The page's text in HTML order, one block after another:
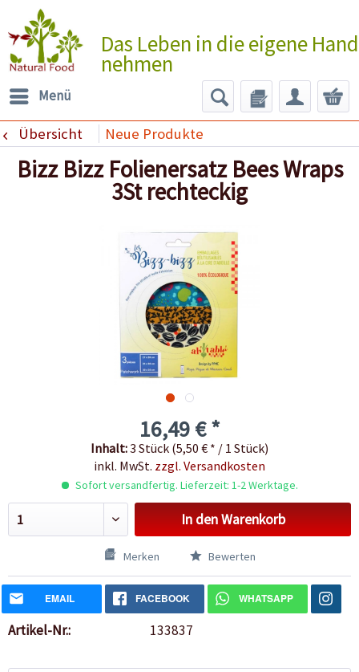
Das Leben in die eigene Hand
nehmen
Menü
Übersicht Neue Produkte
Bizz Bizz Folienersatz Bees Wraps
3St rechteckig
16,49 € *
Inhalt:3 Stück (5,50 € * / 1 Stück)
inkl. MwSt. zzgl. Versandkosten
Sofort versandfertig. Lieferzeit: 1-2 Werktage.
In denWarenkorb
Merken Bewerten
EMAIL FACEBOOK WHATSAPP
Artikel-Nr.: 133837